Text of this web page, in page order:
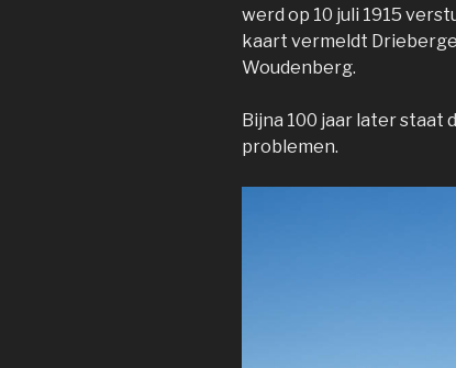
werd op 10 juli 1915
kaart vermeldt
Woudenberg.
Bijna 100 jaar later staat
problemen.